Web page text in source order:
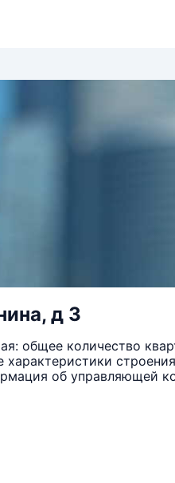
д 3
общее количество
об управляющей